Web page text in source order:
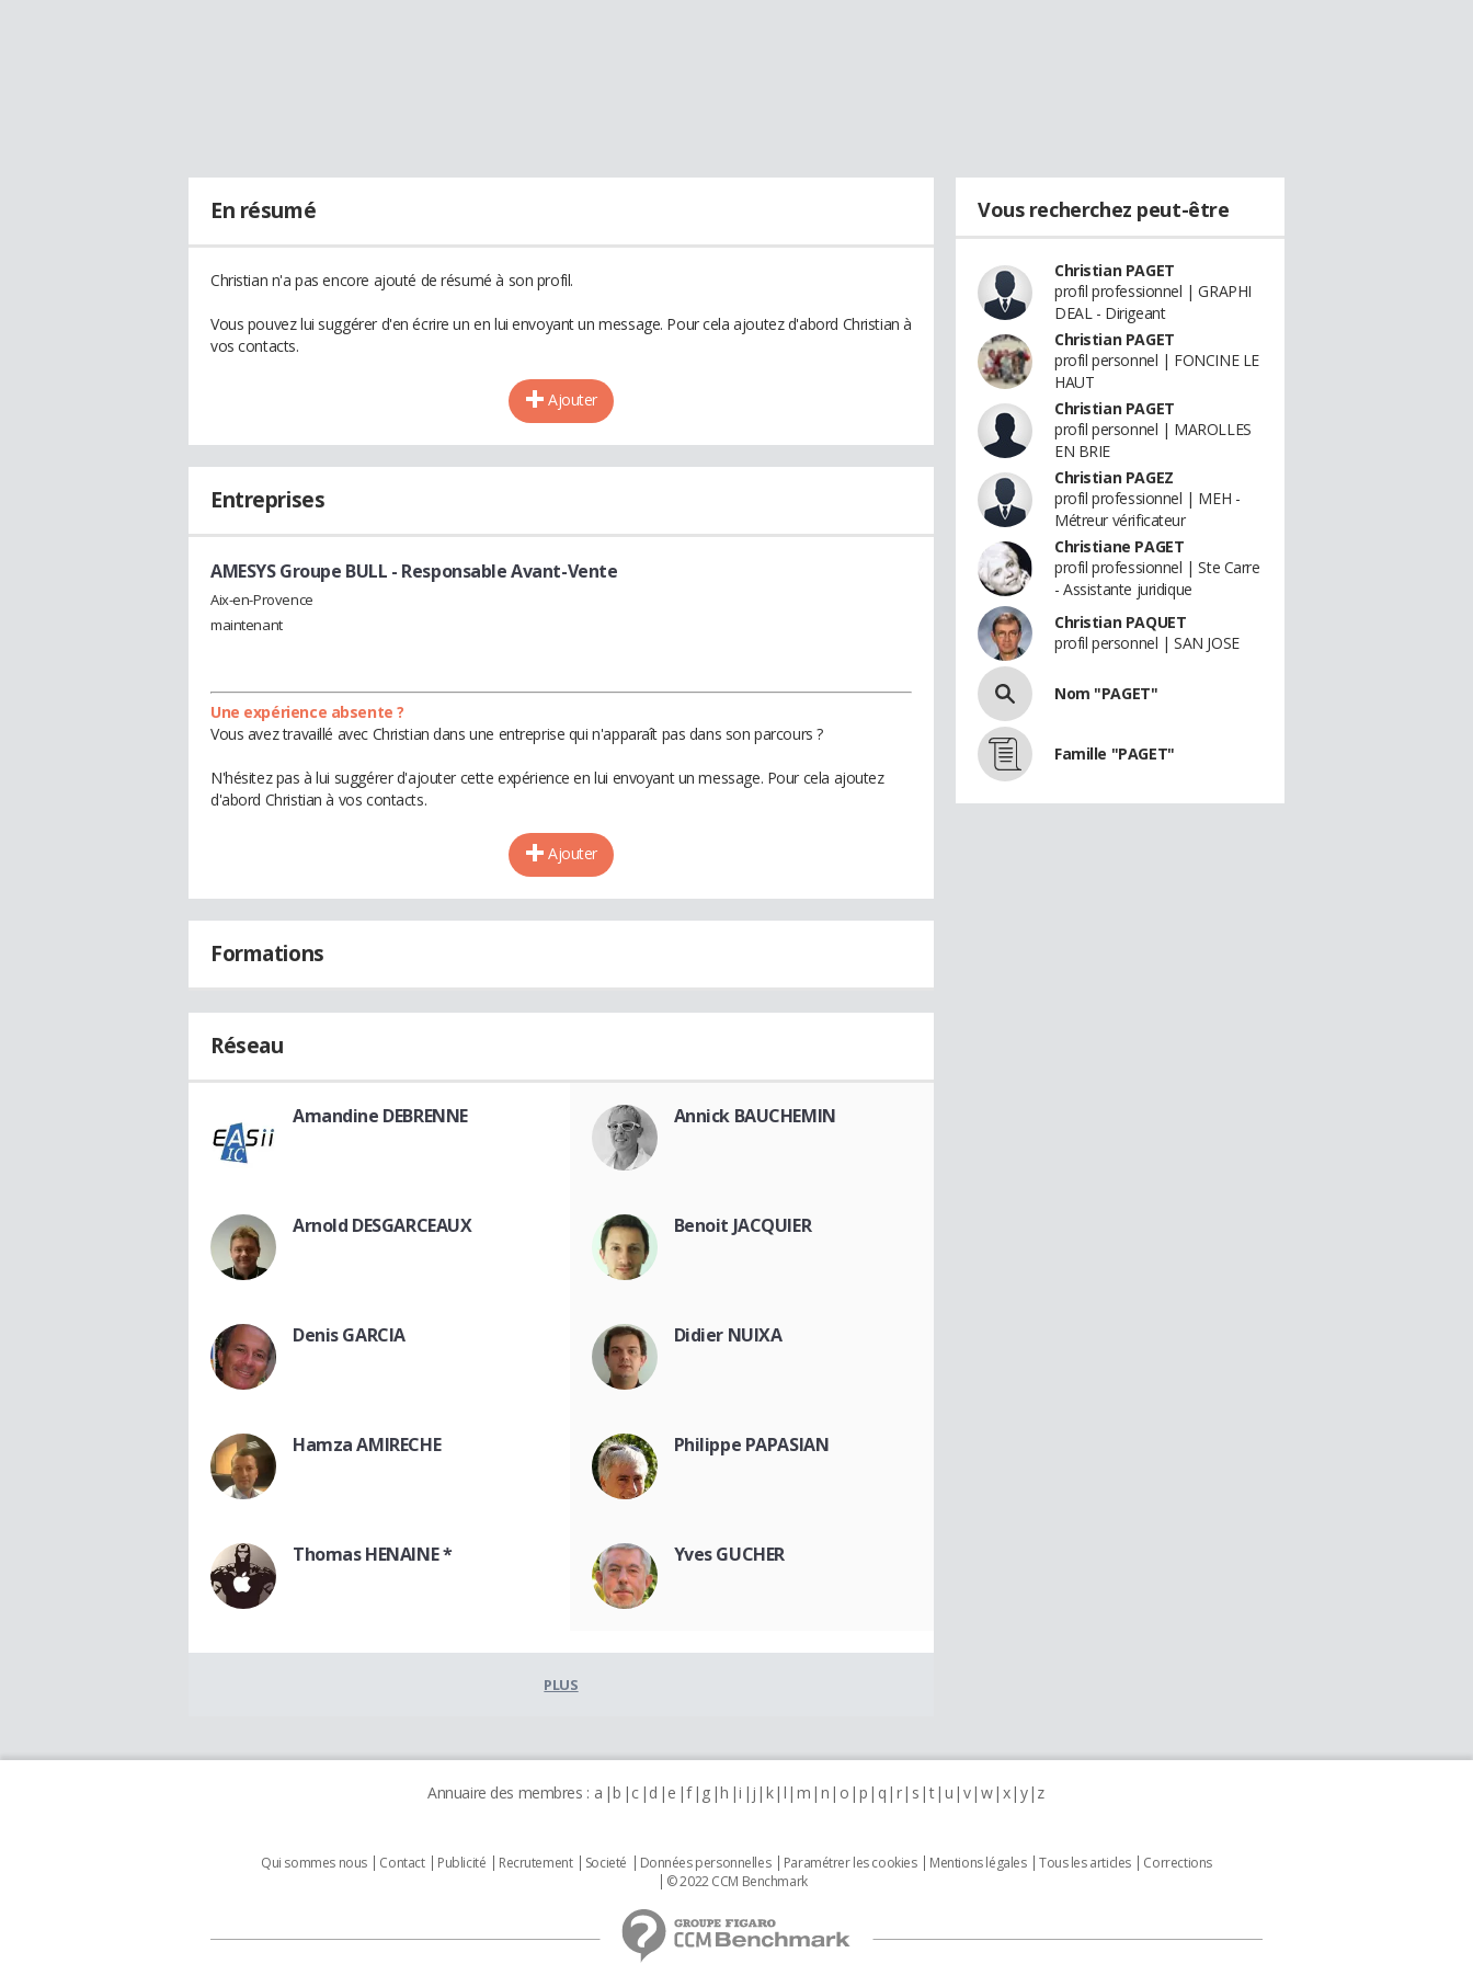
En résumé
Christian n'a pas encore ajouté de résumé à son profil.
Vous pouvez lui suggérer d'en écrire un en lui envoyant un message. Pour cela ajoutez d'abord Christian à
vos contacts.
Ajouter
Entreprises
AMESYS Groupe BULL - Responsable Avant-Vente
Aix-en-Provence
maintenant
Une expérience absente ?
Vous avez travaillé avec Christian dans une entreprise qui n'apparaît pas dans son parcours ?
N'hésitez pas à lui suggérer d'ajouter cette expérience en lui envoyant un message. Pour cela ajoutez
d'abord Christian à vos contacts.
Ajouter
Formations
Réseau
Amandine DEBRENNE Annick BAUCHEMIN
Arnold DESGARCEAUX Benoit JACQUIER
Denis GARCIA Didier NUIXA
Hamza AMIRECHE Philippe PAPASIAN
Thomas HENAINE * Yves GUCHER
PLUS
Vous recherchez peut-être
Christian PAGET
profil professionnel | GRAPHI
DEAL - Dirigeant
Christian PAGET
profil personnel | FONCINE LE
HAUT
Christian PAGET
profil personnel | MAROLLES
EN BRIE
Christian PAGEZ
profil professionnel | MEH -
Métreur vérificateur
Christiane PAGET
profil professionnel | Ste Carre
- Assistante juridique
Christian PAQUET
profil personnel | SAN JOSE
Nom "PAGET"
Famille "PAGET"
Annuaire des membres : a b c d e f g h i j k l m n o p q r s t u v w x y z
Qui sommes nous Contact Publicité Recrutement Societé Données personnelles Paramétrer les cookies Mentions légales Tous les articles
Corrections
© 2022 CCM Benchmark